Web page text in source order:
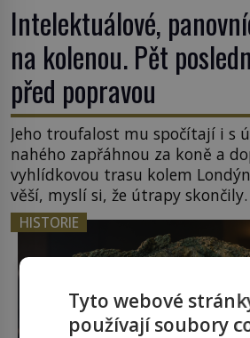
Intelektuálové,
na kolenou. Pět
před popravou
Jeho troufalost mu spočítají i s
nahého zapřáhnou za koně a
vyhlídkovou trasu kolem
věší, myslí si, že útrapy
než ztratí vědomí ho odříznou
zbavovat orgánů. Chvíli ještě
vysvobodí bezvědomí a smrt.
doušku Kdo: Sokrates […]
HISTORIE
Tyto webové
používají soubory